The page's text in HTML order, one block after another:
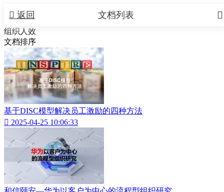
 返回 
文档列表
组织人效
文档排序
基于DISC模型解决员工激励的四种方法
 2025-04-25 10:06:33